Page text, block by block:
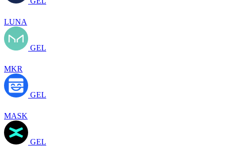
LUNA
GEL
MKR
GEL
MASK
GEL